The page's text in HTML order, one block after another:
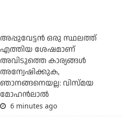
അപ്പുവേട്ടന്‍ ഒരു സ്ഥലത്ത്
എത്തിയ ശേഷമാണ്
അവിടുത്തെ കാര്യങ്ങള്‍
അന്വേഷിക്കുക,
ഞാനങ്ങനെയല്ല: വിസ്മയ
മോഹന്‍ലാല്‍
6 minutes ago